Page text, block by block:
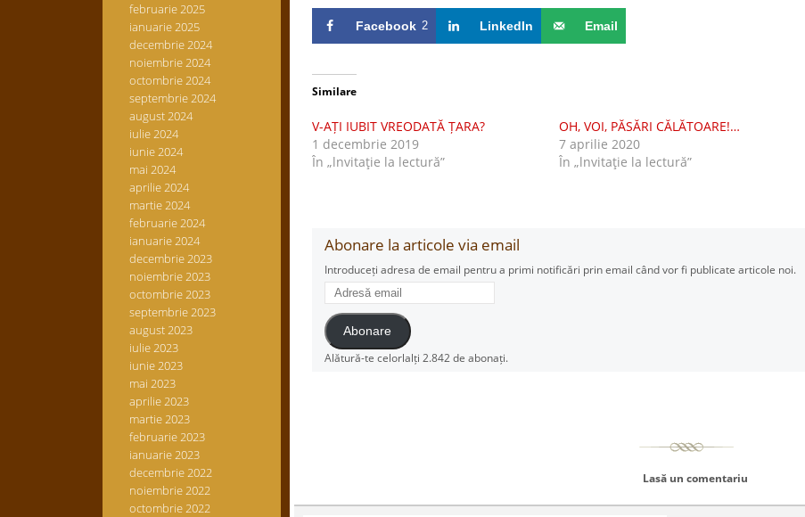
februarie 2025
ianuarie 2025
decembrie 2024
noiembrie 2024
octombrie 2024
septembrie 2024
august 2024
iulie 2024
iunie 2024
mai 2024
aprilie 2024
martie 2024
februarie 2024
ianuarie 2024
decembrie 2023
noiembrie 2023
octombrie 2023
septembrie 2023
august 2023
iulie 2023
iunie 2023
mai 2023
aprilie 2023
martie 2023
februarie 2023
ianuarie 2023
decembrie 2022
noiembrie 2022
octombrie 2022
Facebook 2 LinkedIn Email
Similare
V-AȚI IUBIT VREODATĂ ȚARA?
1 decembrie 2019
În „lnvitaţie la lectură”
OH, VOI, PĂSĂRI CĂLĂTOARE!…
7 aprilie 2020
În „lnvitaţie la lectură”
Abonare la articole via email
Introduceți adresa de email pentru a primi notificări prin email când vor fi publicate articole noi.
Adresă
email
Abonare
Alătură-te celorlalți 2.842 de abonați.
Lasă un comentariu